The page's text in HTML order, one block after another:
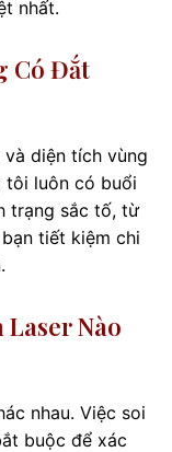
nhất.
Có Đắt
diện tích vùng
tôi luôn có buổi
trạng sắc tố, từ
tiết kiệm chi
Nào
nhau. Việc soi
buộc để xác